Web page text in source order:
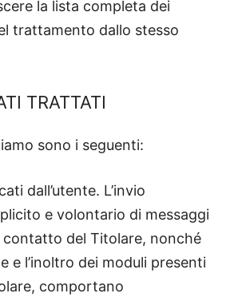
la lista completa dei
trattamento dallo stesso
TRATTATI
sono i seguenti:
dall’utente. L’invio
e volontario di messaggi
contatto del Titolare, nonché
e l’inoltro dei moduli presenti
comportano